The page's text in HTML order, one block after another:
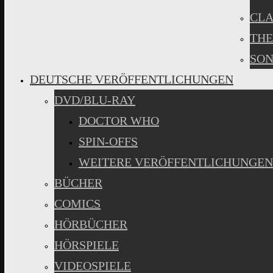
DEUTSCHE VERÖFFENTLICHUNGEN
DVD/BLU-RAY
DOCTOR WHO
SPIN-OFFS
WEITERE VERÖFFENTLICHUNGEN
BÜCHER
COMICS
HÖRBÜCHER
HÖRSPIELE
VIDEOSPIELE